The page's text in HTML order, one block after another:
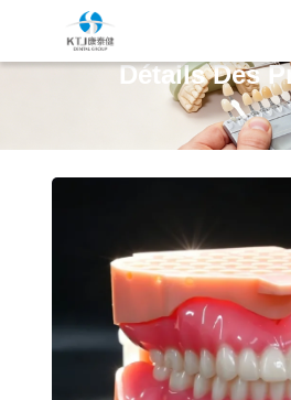
Détails Des